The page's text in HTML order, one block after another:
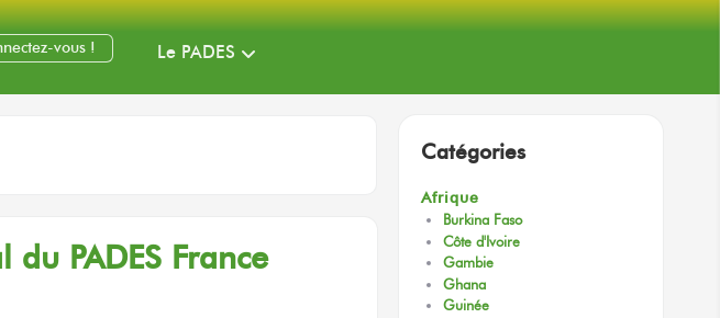
vous ! Le PADES
PADES France
Catégories
Afrique
Burkina Faso
Côte d'Ivoire
Gambie
Ghana
Guinée